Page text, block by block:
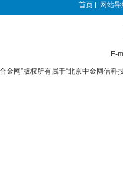
首页 | 网站导
E-
金网”版权所有属于“北京中金网信科